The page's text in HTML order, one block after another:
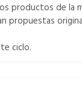
productos de la
ciclo.